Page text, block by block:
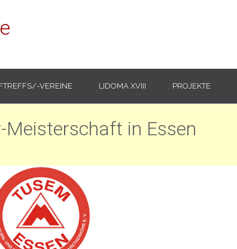
VEREINE LIDOMA XVIII PROJEKTE
Meisterschaft in Essen